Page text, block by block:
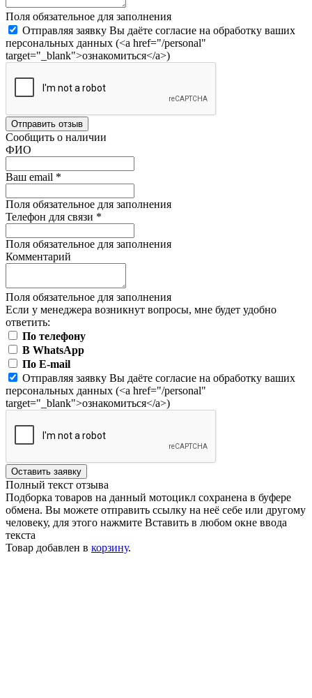
Поля обязательное для заполнения
Отправляя заявку Вы даёте согласие на обработку ваших
персональных данных (<a href="/personal"
target="_blank">ознакомиться</a>)
Отправить отзыв
Сообщить о наличии
ФИО
Ваш email *
Поля обязательное для заполнения
Телефон для связи *
Поля обязательное для заполнения
Комментарий
Поля обязательное для заполнения
Если у менеджера возникнут вопросы, мне будет удобно
ответить:
По телефону
В WhatsApp
По E-mail
Отправляя заявку Вы даёте согласие на обработку ваших
персональных данных (<a href="/personal"
target="_blank">ознакомиться</a>)
Оставить заявку
Полный текст отзыва
Подборка товаров на данный мотоцикл сохранена в буфере
обмена. Вы можете отправить ссылку на неё себе или другому
человеку, для этого нажмите Вставить в любом окне ввода
текста
Товар добавлен в корзину.